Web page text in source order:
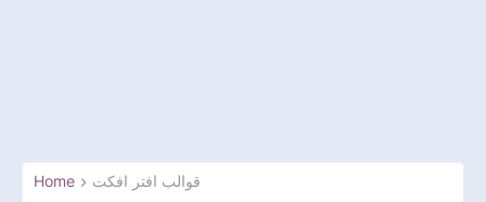
Home قوالب افتر افكت